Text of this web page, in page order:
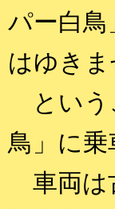
パー白
はゆきま
という
鳥」に乗
車両は